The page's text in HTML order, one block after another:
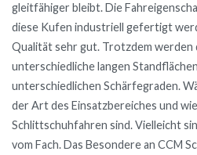
gleitfähiger bleibt. Die
diese Kufen industriell gefertigt
Qualität sehr gut. Trotzdem werden
unterschiedliche langen
unterschiedlichen Schärfegraden.
der Art des Einsatzbereiches und
Schlittschuhfahren sind. Vielleicht
vom Fach. Das Besondere an CCM